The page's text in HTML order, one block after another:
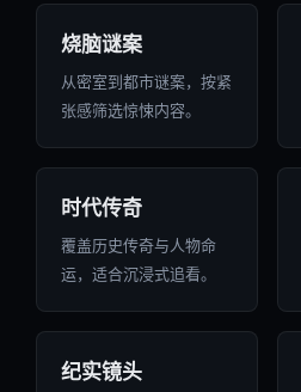
烧脑谜案
从密室到都市谜案，按紧
张感筛选惊悚内容。
时代传奇
覆盖历史传奇与人物命
运，适合沉浸式追看。
纪实镜头